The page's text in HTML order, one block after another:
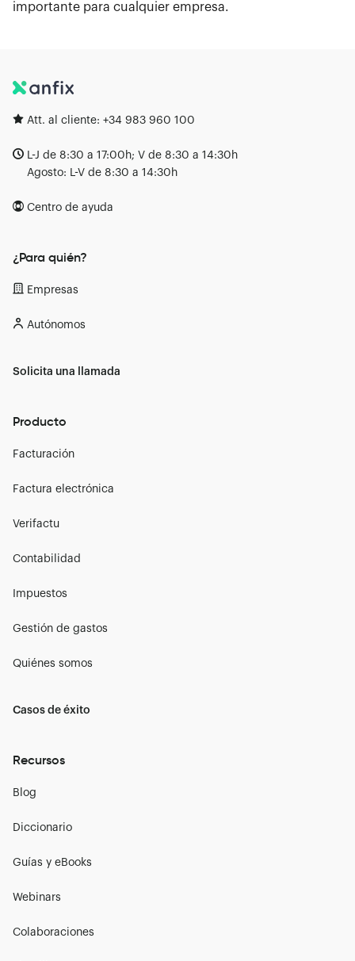
importante para cualquier empresa.
Att. al cliente: +34 983 960 100
L-J de 8:30 a 17:00h; V de 8:30 a 14:30h
Agosto: L-V de 8:30 a 14:30h
Centro de ayuda
¿Para quién?
Empresas
Autónomos
Solicita una llamada
Producto
Facturación
Factura electrónica
Verifactu
Contabilidad
Impuestos
Gestión de gastos
Quiénes somos
Casos de éxito
Recursos
Blog
Diccionario
Guías y eBooks
Webinars
Colaboraciones